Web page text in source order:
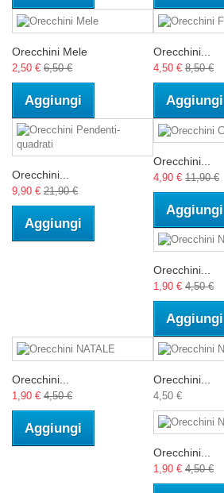
Orecchini Mele
2,50 € 6,50 €
Aggiungi
Orecchini...
4,50 € 8,50 €
Aggiungi
Orecchini...
9,90 € 21,90 €
Aggiungi
Orecchini...
4,90 € 11,90 €
Aggiungi
Orecchini...
1,90 € 4,50 €
Aggiungi
Orecchini...
1,90 € 4,50 €
Aggiungi
Orecchini...
4,50 €
Orecchini...
1,90 € 4,50 €